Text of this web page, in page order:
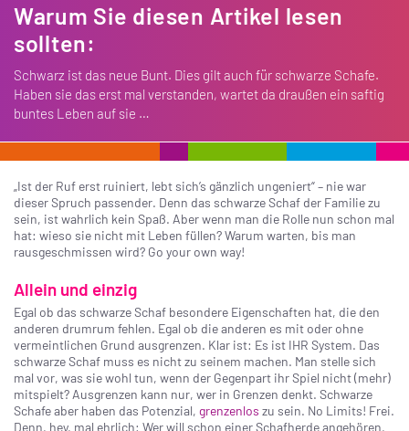
Warum Sie diesen Artikel lesen
sollten:
Schwarz ist das neue Bunt. Dies gilt auch für schwarze Schafe.
Haben sie das erst mal verstanden, wartet da draußen ein saftig
buntes Leben auf sie …
„Ist der Ruf erst ruiniert, lebt sich’s gänzlich ungeniert“ – nie war
dieser Spruch passender. Denn das schwarze Schaf der Familie zu
sein, ist wahrlich kein Spaß. Aber wenn man die Rolle nun schon mal
hat: wieso sie nicht mit Leben füllen? Warum warten, bis man
rausgeschmissen wird? Go your own way!
Allein und einzig
Egal ob das schwarze Schaf besondere Eigenschaften hat, die den
anderen drumrum fehlen. Egal ob die anderen es mit oder ohne
vermeintlichen Grund ausgrenzen. Klar ist: Es ist IHR System. Das
schwarze Schaf muss es nicht zu seinem machen. Man stelle sich
mal vor, was sie wohl tun, wenn der Gegenpart ihr Spiel nicht (mehr)
mitspielt? Ausgrenzen kann nur, wer in Grenzen denkt. Schwarze
Schafe aber haben das Potenzial, grenzenlos zu sein. No Limits! Frei.
Denn, hey, mal ehrlich: Wer will schon einer Schafherde angehören,